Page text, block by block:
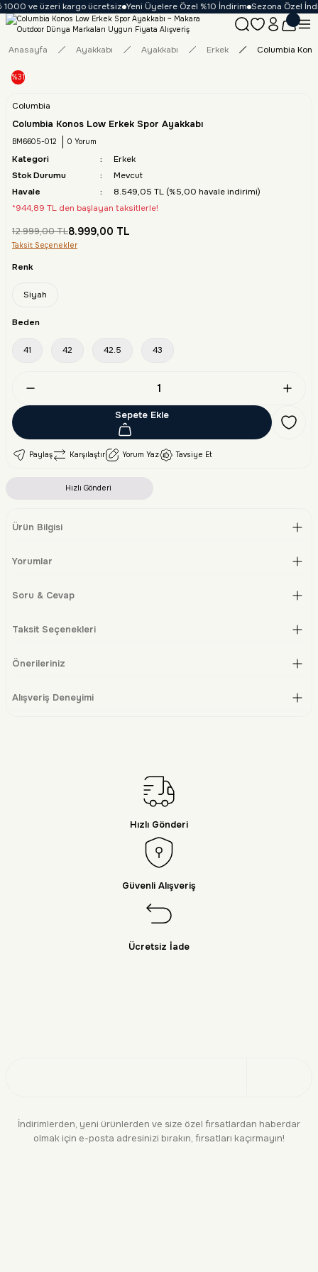
ve üzeri kargo ücretsiz Yeni Üyelere Özel %10 İndirim Sezona Özel
Anasayfa Ayakkabı Ayakkabı Erkek Columbia
%31
Columbia
Columbia Konos Low Erkek Spor Ayakkabı
BM6605-012 0 Yorum
Kategori
Erkek
Stok Durumu
Mevcut
Havale
8.549,05 TL (%5,00 havale indirimi)
*944,89 TL den başlayan taksitlerle!
12.999,00 TL8.999,00 TL
Taksit Seçenekler
Renk
Siyah
Beden
41 42 42.5 43
Sepete Ekle
Paylaş Karşılaştır Yorum Yaz Tavsiye Et
Hızlı Gönderi
Ürün Bilgisi
Yorumlar
Soru & Cevap
Taksit Seçenekleri
Önerileriniz
Alışveriş Deneyimi
Hızlı Gönderi
Güvenli Alışveriş
Ücretsiz İade
İndirimlerden, yeni ürünlerden ve size özel fırsatlardan haberdar
olmak için e-posta adresinizi bırakın, fırsatları kaçırmayın!